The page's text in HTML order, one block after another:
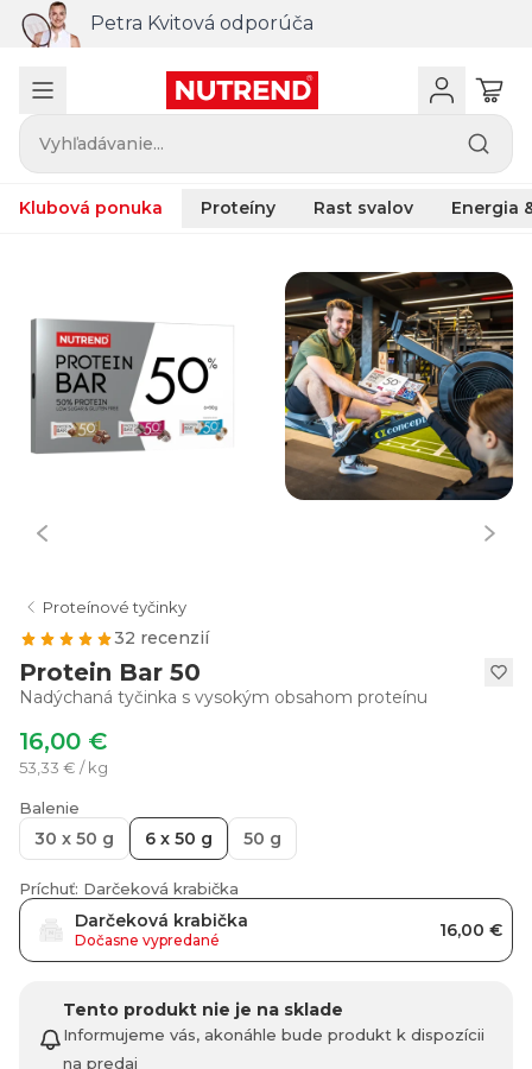
Petra Kvitová odporúča
Vyhľadávanie...
Klubová ponuka Proteíny Rast svalov Energia
Proteínové tyčinky
32 recenzií
Protein Bar 50
Nadýchaná tyčinka s vysokým obsahom proteínu
16,00 €
53,33 € / kg
Balenie
30 x 50 g 6 x 50 g 50 g
Príchuť: Darčeková krabička
Darčeková krabička
Dočasne vypredané 16,00 €
Tento produkt nie je na sklade
Informujeme vás, akonáhle bude produkt k dispozícii
na predaj